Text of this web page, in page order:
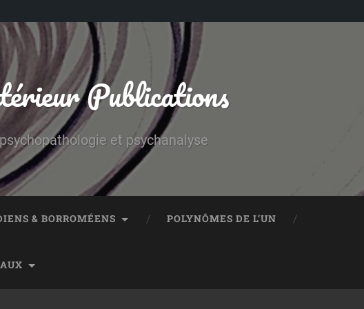
Publications
et psychanalyse
& BORROMÉENS POLYNÔMES DE L’UN